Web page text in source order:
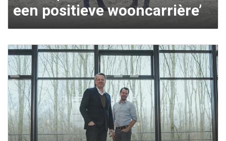
een positieve wooncarrière’